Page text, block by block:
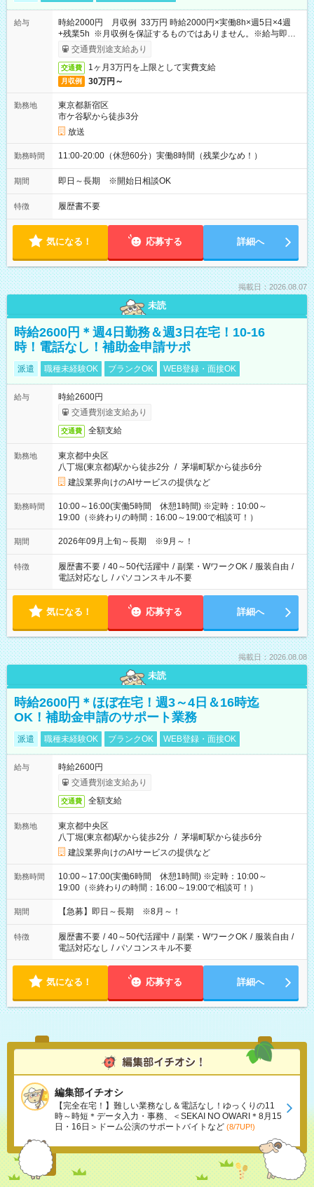
給与
時給2000円 月収例 33万円 時給2000円×実働8h×週5日×4週
+残業5h ※月収例を保証するものではありません。※給与即受
取りサービス利用可（利用条件有）
交通費別途支給あり
交通費 1ヶ月3万円を上限として実費支給
月収例 30万円～
勤務地
東京都新宿区
市ケ谷駅から徒歩3分
放送
勤務時間 11:00-20:00（休憩60分）実働8時間（残業少なめ！）
期間 即日～長期 ※開始日相談OK
特徴 履歴書不要
気になる！ 応募する 詳細へ
掲載日：2026.08.07
未読
時給2600円＊週4日勤務＆週3日在宅！10-16
時！電話なし！補助金申請サポ
派遣 職種未経験OK ブランクOK WEB登録・面接OK
給与
時給2600円
交通費別途支給あり
交通費 全額支給
勤務地
東京都中央区
八丁堀(東京都)駅から徒歩2分 / 茅場町駅から徒歩6分
建設業界向けのAIサービスの提供など
勤務時間
10:00～16:00(実働5時間 休憩1時間) ※定時：10:00～
19:00（※終わりの時間：16:00～19:00で相談可！）
期間 2026年09月上旬～長期 ※9月～！
特徴 履歴書不要 / 40～50代活躍中 / 副業・WワークOK / 服装自由 /
電話対応なし / パソコンスキル不要
気になる！ 応募する 詳細へ
掲載日：2026.08.08
未読
時給2600円＊ほぼ在宅！週3～4日＆16時迄
OK！補助金申請のサポート業務
派遣 職種未経験OK ブランクOK WEB登録・面接OK
給与
時給2600円
交通費別途支給あり
交通費 全額支給
勤務地
東京都中央区
八丁堀(東京都)駅から徒歩2分 / 茅場町駅から徒歩6分
建設業界向けのAIサービスの提供など
勤務時間
10:00～17:00(実働6時間 休憩1時間) ※定時：10:00～
19:00（※終わりの時間：16:00～19:00で相談可！）
期間 【急募】即日～長期 ※8月～！
特徴 履歴書不要 / 40～50代活躍中 / 副業・WワークOK / 服装自由 /
電話対応なし / パソコンスキル不要
気になる！ 応募する 詳細へ
編集部イチオシ
【完全在宅！】難しい業務なし＆電話なし！ゆっくりの11
時～時短＊データ入力・事務、＜SEKAI NO OWARI＊8月15
日・16日＞ドーム公演のサポートバイトなど (8/7UP!)